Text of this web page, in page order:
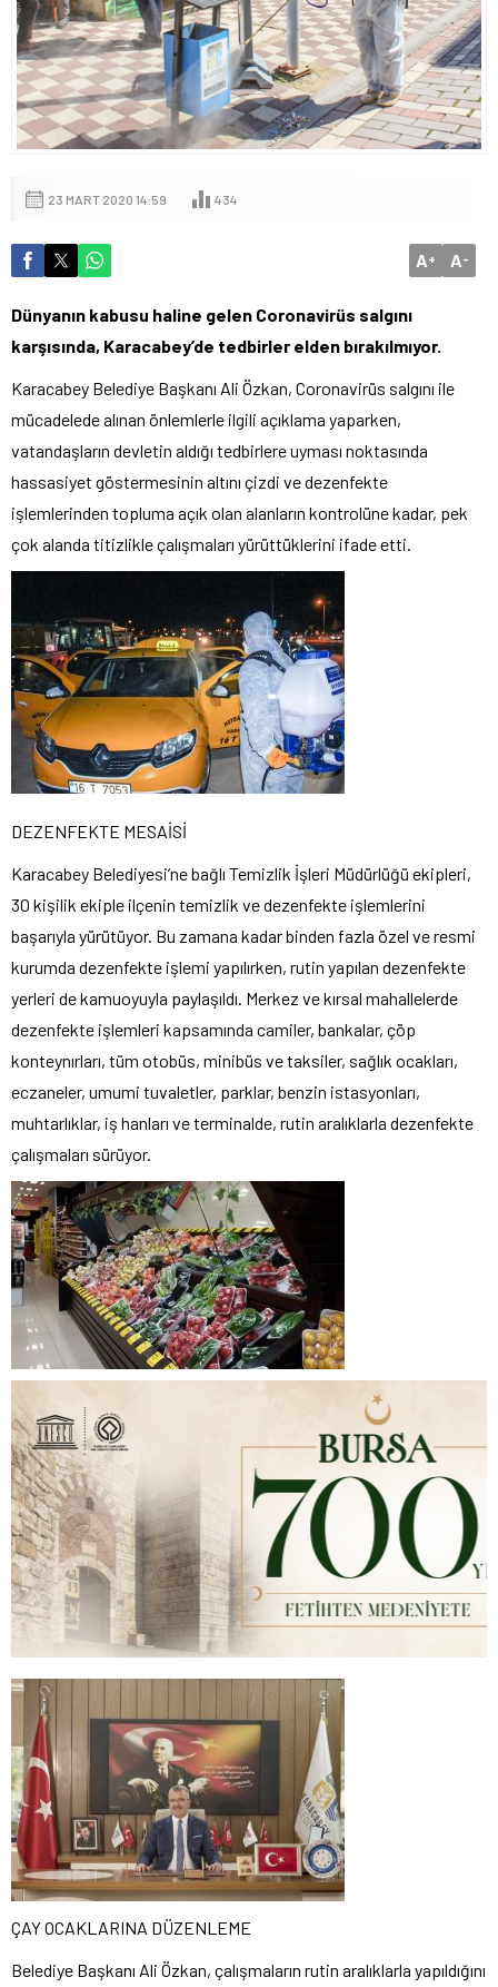
23 MART 2020 14:59 434
A+ A-
Dünyanın kabusu haline gelen Coronavirüs salgını
karşısında, Karacabey’de tedbirler elden bırakılmıyor.
Karacabey Belediye Başkanı Ali Özkan, Coronavirüs salgını ile
mücadelede alınan önlemlerle ilgili açıklama yaparken,
vatandaşların devletin aldığı tedbirlere uyması noktasında
hassasiyet göstermesinin altını çizdi ve dezenfekte
işlemlerinden topluma açık olan alanların kontrolüne kadar, pek
çok alanda titizlikle çalışmaları yürüttüklerini ifade etti.
DEZENFEKTE MESAİSİ
Karacabey Belediyesi’ne bağlı Temizlik İşleri Müdürlüğü ekipleri,
30 kişilik ekiple ilçenin temizlik ve dezenfekte işlemlerini
başarıyla yürütüyor. Bu zamana kadar binden fazla özel ve resmi
kurumda dezenfekte işlemi yapılırken, rutin yapılan dezenfekte
yerleri de kamuoyuyla paylaşıldı. Merkez ve kırsal mahallelerde
dezenfekte işlemleri kapsamında camiler, bankalar, çöp
konteynırları, tüm otobüs, minibüs ve taksiler, sağlık ocakları,
eczaneler, umumi tuvaletler, parklar, benzin istasyonları,
muhtarlıklar, iş hanları ve terminalde, rutin aralıklarla dezenfekte
çalışmaları sürüyor.
ÇAY OCAKLARINA DÜZENLEME
Belediye Başkanı Ali Özkan, çalışmaların rutin aralıklarla yapıldığını